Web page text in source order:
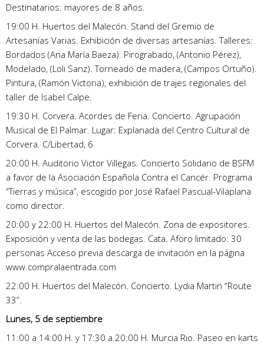
Destinatarios: mayores de 8 años.
19:00 H. Huertos del Malecón. Stand del Gremio de
Artesanías Varias. Exhibición de diversas artesanías. Talleres:
Bordados (Ana María Baeza). Pirograbado, (Antonio Pérez),
Modelado, (Loli Sanz). Torneado de madera, (Campos Ortuño).
Pintura, (Ramón Victoria), exhibición de trajes regionales del
taller de Isabel Calpe.
19:30 H. Corvera. Acordes de Feria. Concierto. Agrupación
Musical de El Palmar. Lugar: Explanada del Centro Cultural de
Corvera. C/Libertad, 6
20:00 H. Auditorio Victor Villegas. Concierto Solidario de BSFM
a favor de la Asociación Española Contra el Cancér. Programa
“Tierras y música”, escogido por José Rafael Pascual-Vilaplana
como director.
20:00 y 22:00 H. Huertos del Malecón. Zona de expositores.
Exposición y venta de las bodegas. Cata. Aforo limitado: 30
personas Acceso previa descarga de invitación en la página
www.compralaentrada.com
22:00 H. Huertos del Malecón. Concierto. Lydia Martin “Route
33”.
Lunes, 5 de septiembre
11:00 a 14:00 H. y 17:30 a 20:00 H. Murcia Rio. Paseo en karts